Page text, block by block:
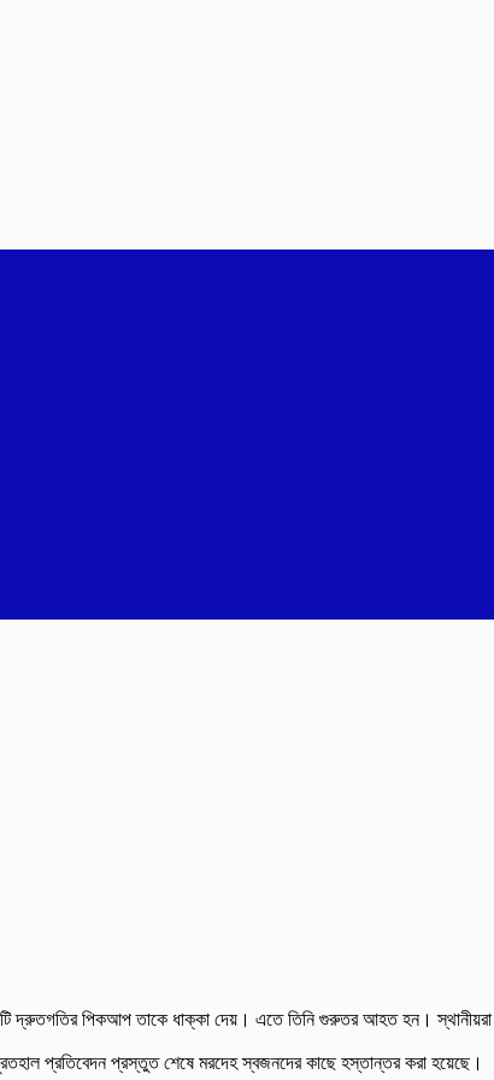
দ্রুতগতির পিকআপ তাকে ধাক্কা দেয়। এতে তিনি গুরুতর আহত হন। স্থানীয়রা
প্রতিবেদন প্রস্তুত শেষে মরদেহ স্বজনদের কাছে হস্তান্তর করা হয়েছে।